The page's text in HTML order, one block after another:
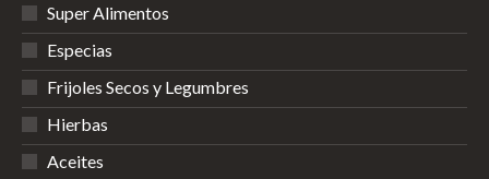
Super Alimentos
Especias
Frijoles Secos y Legumbres
Hierbas
Aceites